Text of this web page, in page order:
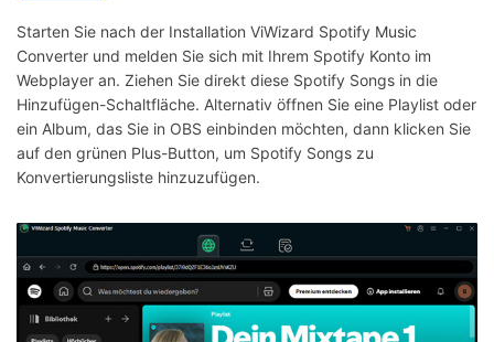
Starten Sie nach der Installation ViWizard Spotify Music
Converter und melden Sie sich mit Ihrem Spotify Konto im
Webplayer an. Ziehen Sie direkt diese Spotify Songs in die
Hinzufügen-Schaltfläche. Alternativ öffnen Sie eine Playlist oder
ein Album, das Sie in OBS einbinden möchten, dann klicken Sie
auf den grünen Plus-Button, um Spotify Songs zu
Konvertierungsliste hinzuzufügen.